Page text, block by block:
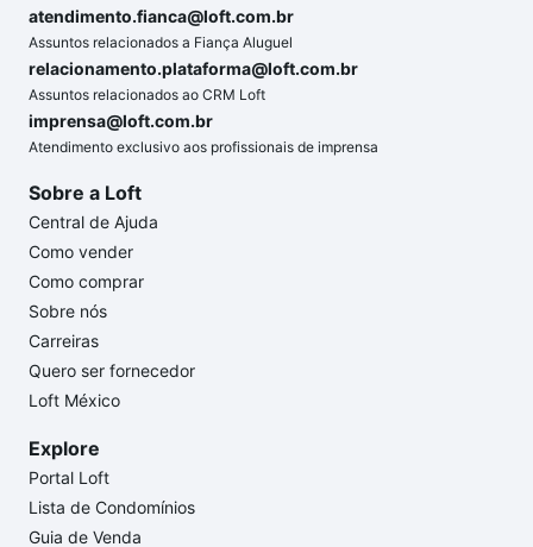
atendimento.fianca@loft.com.br
Assuntos relacionados a Fiança Aluguel
relacionamento.plataforma@loft.com.br
Assuntos relacionados ao CRM Loft
imprensa@loft.com.br
Atendimento exclusivo aos profissionais de imprensa
Sobre a Loft
Central de Ajuda
Como vender
Como comprar
Sobre nós
Carreiras
Quero ser fornecedor
Loft México
Explore
Portal Loft
Lista de Condomínios
Guia de Venda